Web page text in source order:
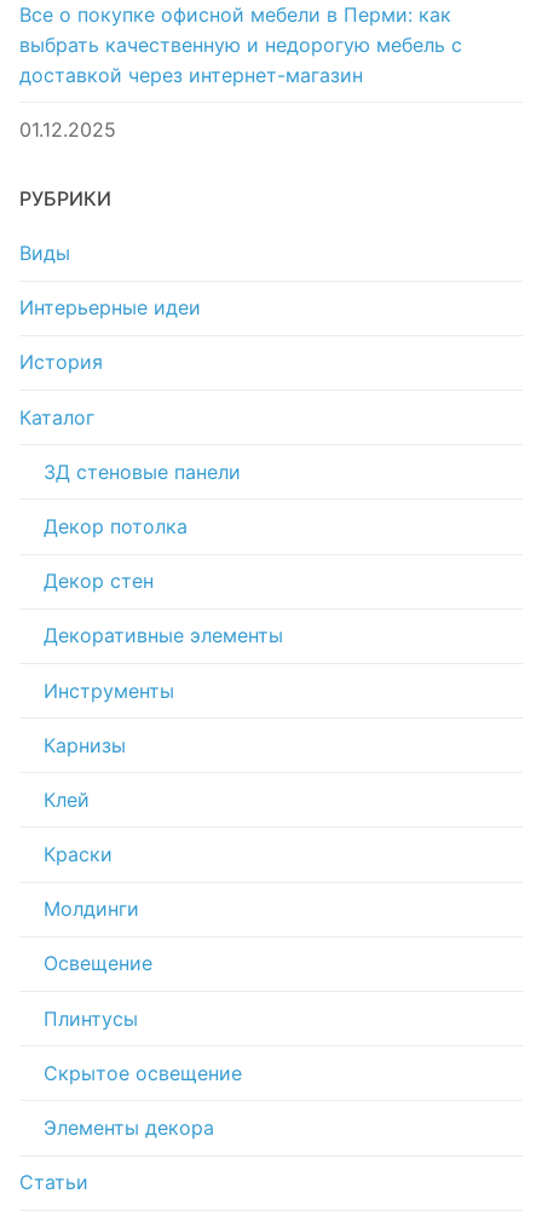
Все о покупке офисной мебели в Перми: как
выбрать качественную и недорогую мебель с
доставкой через интернет-магазин
01.12.2025
РУБРИКИ
Виды
Интерьерные идеи
История
Каталог
3Д стеновые панели
Декор потолка
Декор стен
Декоративные элементы
Инструменты
Карнизы
Клей
Краски
Молдинги
Освещение
Плинтусы
Скрытое освещение
Элементы декора
Статьи